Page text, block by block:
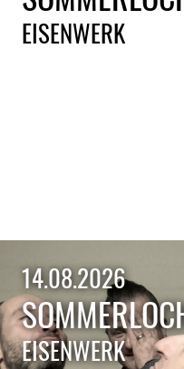
EISENWERK
14.08.2026
EISENWERK